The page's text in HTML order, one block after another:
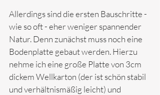
Allerdings sind die ersten Bauschritte -
wie so oft - eher weniger spannender
Natur. Denn zunächst muss noch eine
Bodenplatte gebaut werden. Hierzu
nehme ich eine große Platte von 3cm
dickem Wellkarton (der ist schön stabil
und verhältnismäßig leicht) und